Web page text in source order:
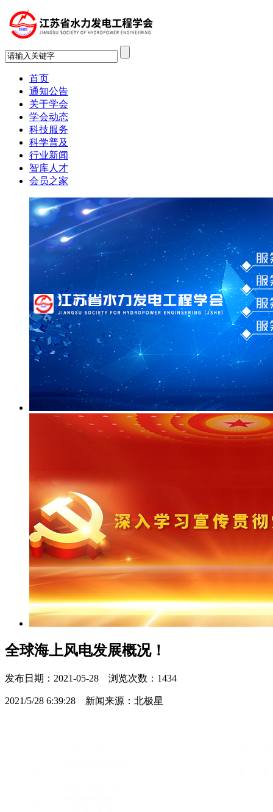
首页
通知公告
关于学会
学会动态
科技服务
科学普及
行业新闻
智库人才
会员之家
全球海上风电发展概况！
发布日期：2021-05-28 浏览次数：1434
2021/5/28 6:39:28 新闻来源：北极星